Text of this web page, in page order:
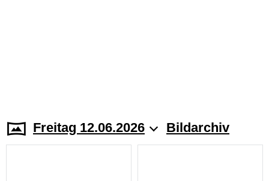
Freitag 12.06.2026 Bildarchiv